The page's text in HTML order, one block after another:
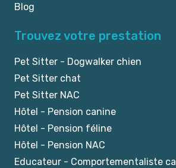
Blog
Trouvez votre prestation
Pet Sitter - Dogwalker chien
Pet Sitter chat
Pet Sitter NAC
Hôtel - Pension canine
Hôtel - Pension féline
Hôtel - Pension NAC
Educateur - Comportementaliste